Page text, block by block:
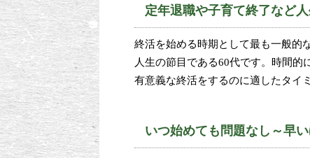
定年退職や子育て終了など
終活を始める時期として最も一般的
人生の節目である60代です。時間的
有意義な終活をするのに適したタイ
いつ始めても問題なし～早